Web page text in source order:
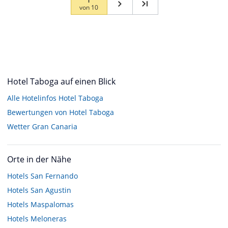
von 10
Hotel Taboga auf einen Blick
Alle Hotelinfos Hotel Taboga
Bewertungen von Hotel Taboga
Wetter Gran Canaria
Orte in der Nähe
Hotels San Fernando
Hotels San Agustin
Hotels Maspalomas
Hotels Meloneras